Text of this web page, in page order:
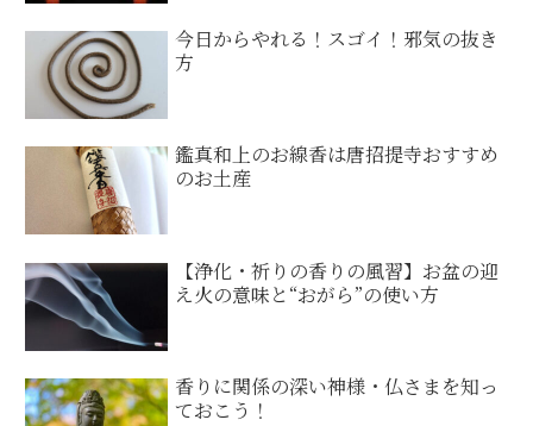
今日からやれる！スゴイ！邪気の抜き
方
鑑真和上のお線香は唐招提寺おすすめ
のお土産
【浄化・祈りの香りの風習】お盆の迎
え火の意味と“おがら”の使い方
香りに関係の深い神様・仏さまを知っ
ておこう！